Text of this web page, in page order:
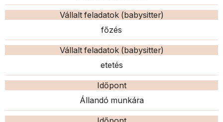
Vállalt feladatok (babysitter)
főzés
Vállalt feladatok (babysitter)
etetés
Időpont
Állandó munkára